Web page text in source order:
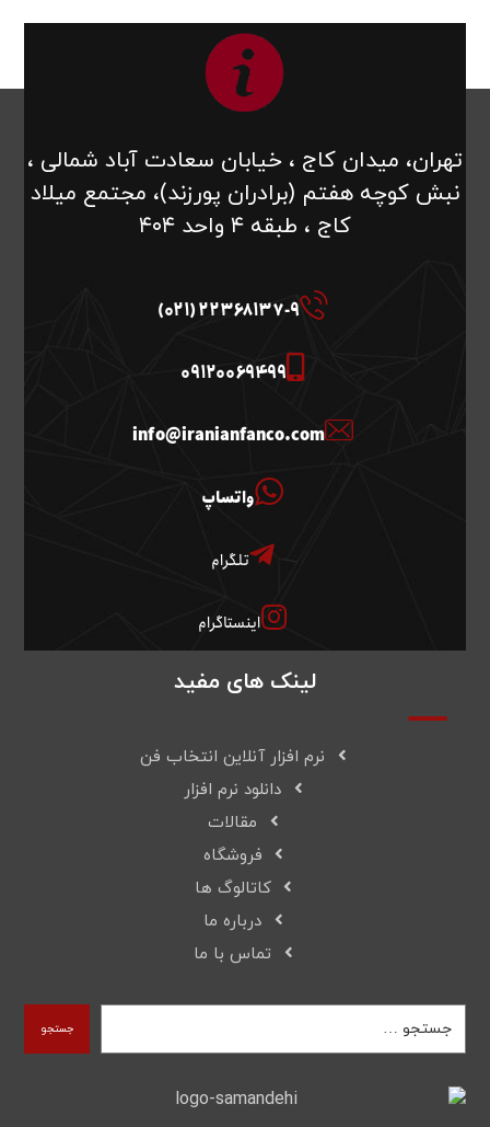
تهران، میدان کاج ، خیابان سعادت آباد شمالی ،
نبش کوچه هفتم (برادران پورزند)، مجتمع میلاد
کاج ، طبقه ۴ واحد ۴۰۴
22368137-9 (021)
09120069499
info@iranianfanco.com
واتساپ
تلگرام
اینستاگرام
لینک های مفید
نرم افزار آنلاین انتخاب فن
دانلود نرم افزار
مقالات
فروشگاه
کاتالوگ ها
درباره ما
تماس با ما
جستجو